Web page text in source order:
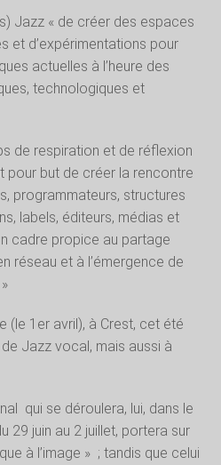
Jazz « de créer des espaces
et d’expérimentations pour
actuelles à l’heure des
technologiques et
de respiration et de réflexion
pour but de créer la rencontre
programmateurs, structures
labels, éditeurs, médias et
cadre propice au partage
réseau et à l’émergence de
(le 1er avril), à Crest, cet été
Jazz vocal, mais aussi à
qui se déroulera, lui, dans le
29 juin au 2 juillet, portera sur
à l’image » ; tandis que celui